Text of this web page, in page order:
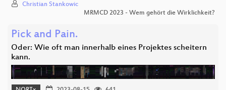
Christian Stankowic
MRMCD 2023 - Wem gehört die Wirklichkeit?
Pick and Pain.
Oder: Wie oft man innerhalb eines Projektes scheitern
kann.